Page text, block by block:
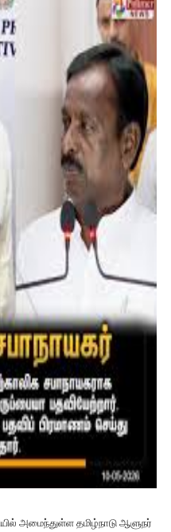
அமைந்துள்ள தமிழ்நாடு ஆளுநர்